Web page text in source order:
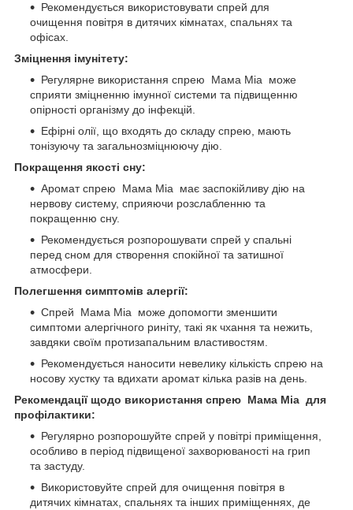
Рекомендується використовувати спрей для
очищення повітря в дитячих кімнатах, спальнях та
офісах.
Зміцнення імунітету:
Регулярне використання спрею Мама Міа може
сприяти зміцненню імунної системи та підвищенню
опірності організму до інфекцій.
Ефірні олії, що входять до складу спрею, мають
тонізуючу та загальнозміцнюючу дію.
Покращення якості сну:
Аромат спрею Мама Міа має заспокійливу дію на
нервову систему, сприяючи розслабленню та
покращенню сну.
Рекомендується розпорошувати спрей у спальні
перед сном для створення спокійної та затишної
атмосфери.
Полегшення симптомів алергії:
Спрей Мама Міа може допомогти зменшити
симптоми алергічного риніту, такі як чхання та нежить,
завдяки своїм протизапальним властивостям.
Рекомендується наносити невелику кількість спрею на
носову хустку та вдихати аромат кілька разів на день.
Рекомендації щодо використання спрею Мама Міа для
профілактики:
Регулярно розпорошуйте спрей у повітрі приміщення,
особливо в період підвищеної захворюваності на грип
та застуду.
Використовуйте спрей для очищення повітря в
дитячих кімнатах, спальнях та інших приміщеннях, де